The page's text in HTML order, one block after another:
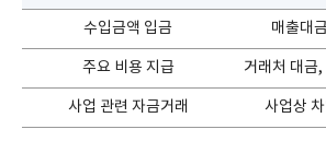
수입금액 입금 매출대
주요 비용 지급 거래처 대금
사업 관련 자금거래 사업상